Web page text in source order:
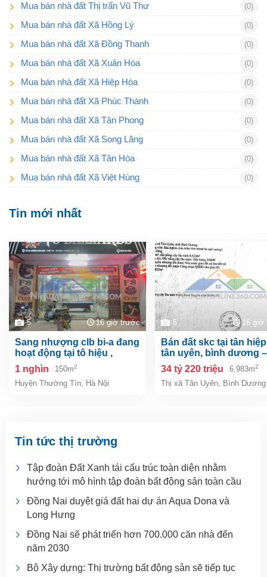
Mua bán nhà đất Thị trấn Vũ Thư (0)
Mua bán nhà đất Xã Hồng Lý (0)
Mua bán nhà đất Xã Đồng Thanh (0)
Mua bán nhà đất Xã Xuân Hòa (0)
Mua bán nhà đất Xã Hiệp Hòa (0)
Mua bán nhà đất Xã Phúc Thành (0)
Mua bán nhà đất Xã Tân Phong (0)
Mua bán nhà đất Xã Song Lãng (0)
Mua bán nhà đất Xã Tân Hòa (0)
Mua bán nhà đất Xã Việt Hùng (0)
Tin mới nhất
5 16 giờ trước
sang nhượng clb bi-a đang
hoạt động tại tô hiệu ,
thường tín, hà nội
1 nghìn 150m2
Huyện Thường Tín, Hà Nội
5 16 giờ
bán đất skc tại tân hiệp, tp.
tân uyên, bình dương –
6.983m²
34 tỷ 220 triệu 6,983m2
Thị xã Tân Uyên, Bình Dương
Tin tức thị trường
Tập đoàn Đất Xanh tái cấu trúc toàn diện nhằm
hướng tới mô hình tập đoàn bất động sản toàn cầu
Đồng Nai duyệt giá đất hai dự án Aqua Dona và
Long Hưng
Đồng Nai sẽ phát triển hơn 700.000 căn nhà đến
năm 2030
Bộ Xây dựng: Thị trường bất động sản sẽ tiếp tục